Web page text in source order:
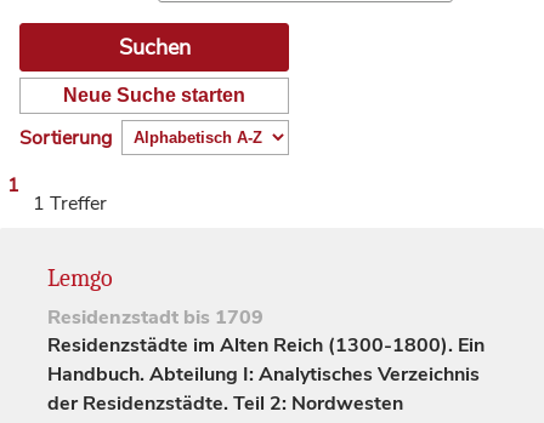
Neue Suche starten
Sortierung
1
1 Treffer
Lemgo
Residenzstadt bis 1709
Residenzstädte im Alten Reich (1300-1800). Ein
Handbuch. Abteilung I: Analytisches Verzeichnis
der Residenzstädte. Teil 2: Nordwesten